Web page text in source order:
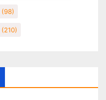
(98)
(210)